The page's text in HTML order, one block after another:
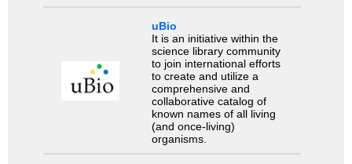
uBio
It is an initiative within the
science library community
to join international efforts
to create and utilize a
comprehensive and
collaborative catalog of
known names of all living
(and once-living)
organisms.